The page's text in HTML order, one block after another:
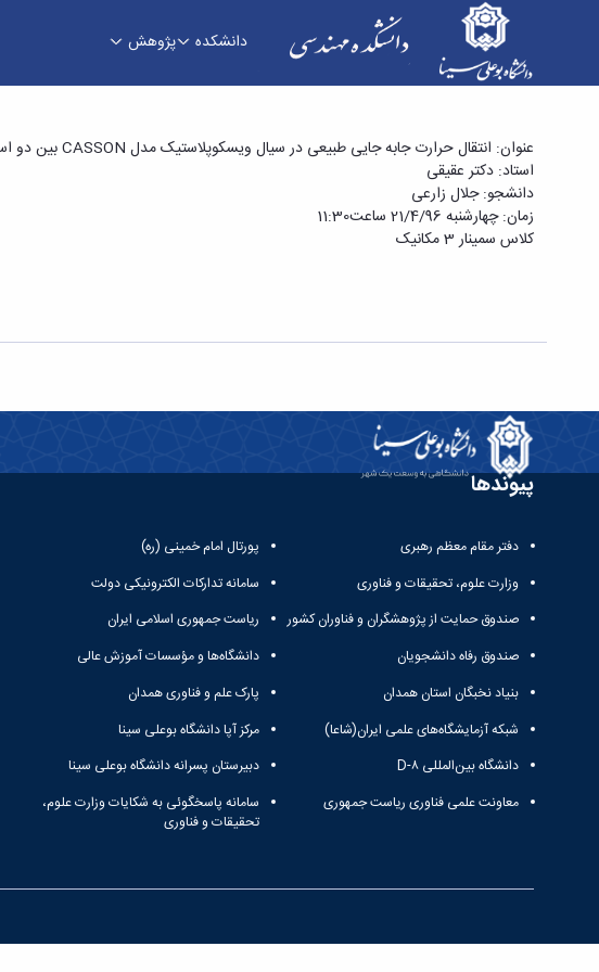
دانشکده پژوهش
دانشکده فنی و مهندسی
عنوان: انتقال حرارت جابه جایی طبیعی در سیال ویسکوپلاستیک مدل CASSON بین دو استوانه هم مرکز
استاد: دکتر عقیقی
دانشجو: جلال زارعی
زمان: چهارشنبه 21/4/96 ساعت11:30
کلاس سمینار 3 مکانیک
پیوندها
دفتر مقام معظم رهبری
وزارت علوم، تحقیقات و فناوری
صندوق حمایت از پژوهشگران و فناوران کشور
صندوق رفاه دانشجویان
بنیاد نخبگان استان همدان
شبکه آزمایشگاه‌های علمی ایران(شاعا)
دانشگاه بین‌المللی D-۸
معاونت علمی فناوری ریاست جمهوری
پورتال امام خمینی (ره)
سامانه تدارکات الکترونیکی دولت
ریاست جمهوری اسلامی ایران
دانشگاه‌ها و مؤسسات آموزش عالی
پارک علم و فناوری همدان
مرکز آپا دانشگاه بوعلی سینا
دبیرستان پسرانه دانشگاه بوعلی سینا
سامانه پاسخگوئی به شکایات وزارت علوم،
تحقیقات و فناوری